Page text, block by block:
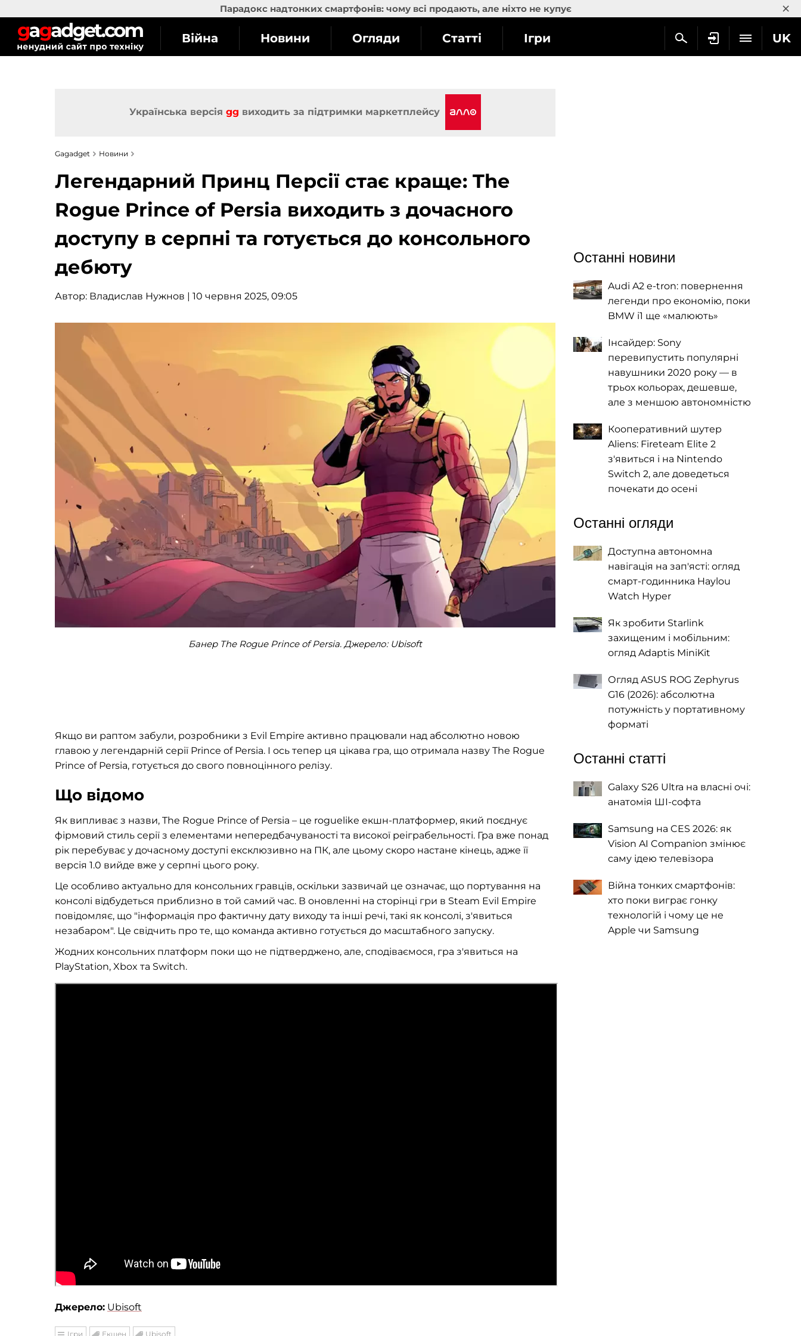
Парадокс надтонких смартфонів: чому всі продають, але ніхто не купує ×
UK
Війна Новини Огляди Статті Ігри
Українська версія gg виходить за підтримки маркетплейсу
Gagadget Новини
Легендарний Принц Персії стає краще: The
Rogue Prince of Persia виходить з дочасного
доступу в серпні та готується до консольного
дебюту
Автор: Владислав Нужнов | 10 червня 2025, 09:05
Банер The Rogue Prince of Persia. Джерело: Ubisoft
Якщо ви раптом забули, розробники з Evil Empire активно працювали над абсолютно новою
главою у легендарній серії Prince of Persia. І ось тепер ця цікава гра, що отримала назву The Rogue
Prince of Persia, готується до свого повноцінного релізу.
Що відомо
Як випливає з назви, The Rogue Prince of Persia – це roguelike екшн-платформер, який поєднує
фірмовий стиль серії з елементами непередбачуваності та високої реіграбельності. Гра вже понад
рік перебуває у дочасному доступі ексклюзивно на ПК, але цьому скоро настане кінець, адже її
версія 1.0 вийде вже у серпні цього року.
Це особливо актуально для консольних гравців, оскільки зазвичай це означає, що портування на
консолі відбудеться приблизно в той самий час. В оновленні на сторінці гри в Steam Evil Empire
повідомляє, що "інформація про фактичну дату виходу та інші речі, такі як консолі, з'явиться
незабаром". Це свідчить про те, що команда активно готується до масштабного запуску.
Жодних консольних платформ поки що не підтверджено, але, сподіваємося, гра з'явиться на
PlayStation, Xbox та Switch.
Джерело: Ubisoft
Ігри Екшен Ubisoft
Останні новини
Audi A2 e-tron: повернення
легенди про економію, поки
BMW i1 ще «малюють»
Інсайдер: Sony
перевипустить популярні
навушники 2020 року — в
трьох кольорах, дешевше,
але з меншою автономністю
Кооперативний шутер
Aliens: Fireteam Elite 2
з'явиться і на Nintendo
Switch 2, але доведеться
почекати до осені
Останні огляди
Доступна автономна
навігація на зап'ясті: огляд
смарт-годинника Haylou
Watch Hyper
Як зробити Starlink
захищеним і мобільним:
огляд Adaptis MiniKit
Огляд ASUS ROG Zephyrus
G16 (2026): абсолютна
потужність у портативному
форматі
Останні статті
Galaxy S26 Ultra на власні очі:
анатомія ШІ-софта
Samsung на CES 2026: як
Vision AI Companion змінює
саму ідею телевізора
Війна тонких смартфонів:
хто поки виграє гонку
технологій і чому це не
Apple чи Samsung